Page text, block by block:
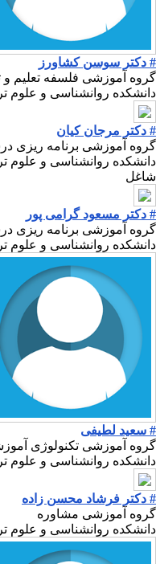
# دکتر سوسن کشاورز
گروه آموزشی فلسفه تعلیم و
دانشکده روانشناسی و علوم
# دکتر مرجان کیان
گروه آموزشی برنامه ریزی
دانشکده روانشناسی و علوم
شاغل
# دکتر مسعود گرامی پور
گروه آموزشی برنامه ریزی
دانشکده روانشناسی و علوم
# سعید لطیفی
گروه آموزشی تکنولوژی
دانشکده روانشناسی و علوم
# دکتر فرشاد محسن زاده
گروه آموزشی مشاوره
دانشکده روانشناسی و علوم